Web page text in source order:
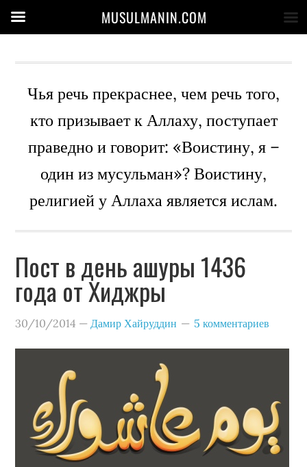
Чья речь прекраснее, чем речь того,
кто призывает к Аллаху, поступает
праведно и говорит: «Воистину, я –
один из мусульман»? Воистину,
религией у Аллаха является ислам.
Пост в день ашуры 1436
года от Хиджры
30/10/2014 —Дамир Хайруддин 5 комментариев
MUSULMANIN.COM